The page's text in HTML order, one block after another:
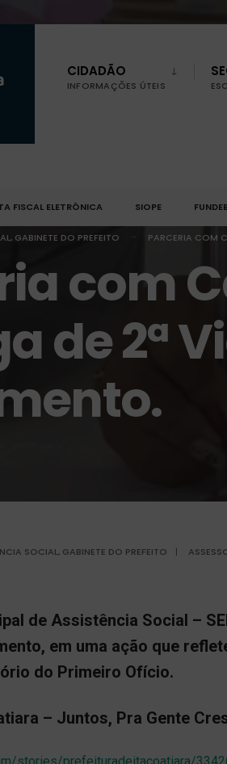
CIDADÃO
INFORMAÇÕES ÚTEIS
FISCAL ELETRÔNICA SIOPE
, GABINETE DO PREFEITO PARCERIA COM
com
de 2ª
SOCIAL, GABINETE DO PREFEITO |
de Assistência Social –
em uma ação que
do Primeiro Ofício.
– Juntos, Pra Gente
stories/prefeituradeitacoatiara/